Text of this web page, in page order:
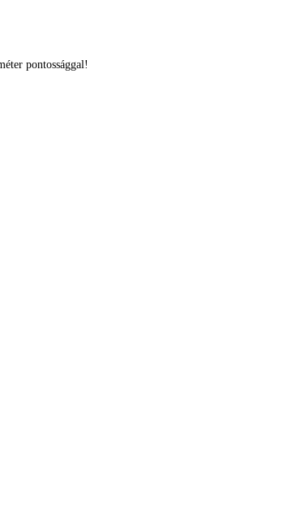
pontossággal!